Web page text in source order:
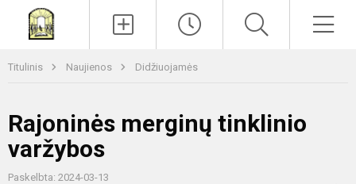
Titulinis Naujienos Didžiuojamės
Rajoninės merginų tinklinio
varžybos
Paskelbta: 2024-03-13